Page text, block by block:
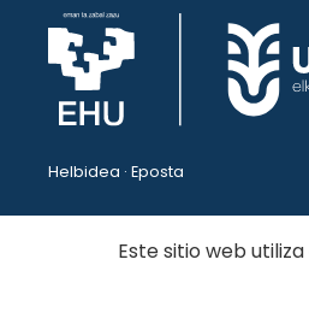
Helbidea · Eposta
Este sitio web